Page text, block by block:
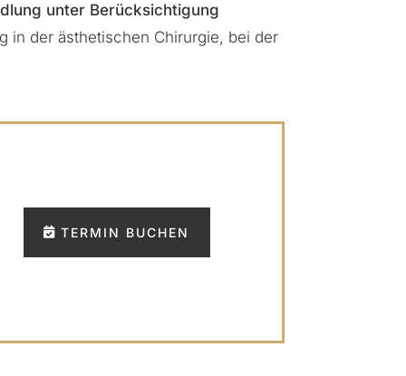
unter Berücksichtigung
in der ästhetischen Chirurgie, bei der
TERMIN BUCHEN